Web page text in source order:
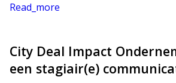
Read_more
City Deal Impact
een stagiair(e)